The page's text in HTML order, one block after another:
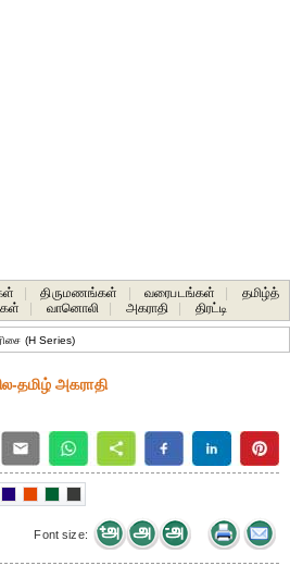
திருமணங்கள் வரைபடங்கள்
தமிழ்த்
வானொலி அகராதி திரட்டி
(H Series)
தமிழ் அகராதி
Font size: